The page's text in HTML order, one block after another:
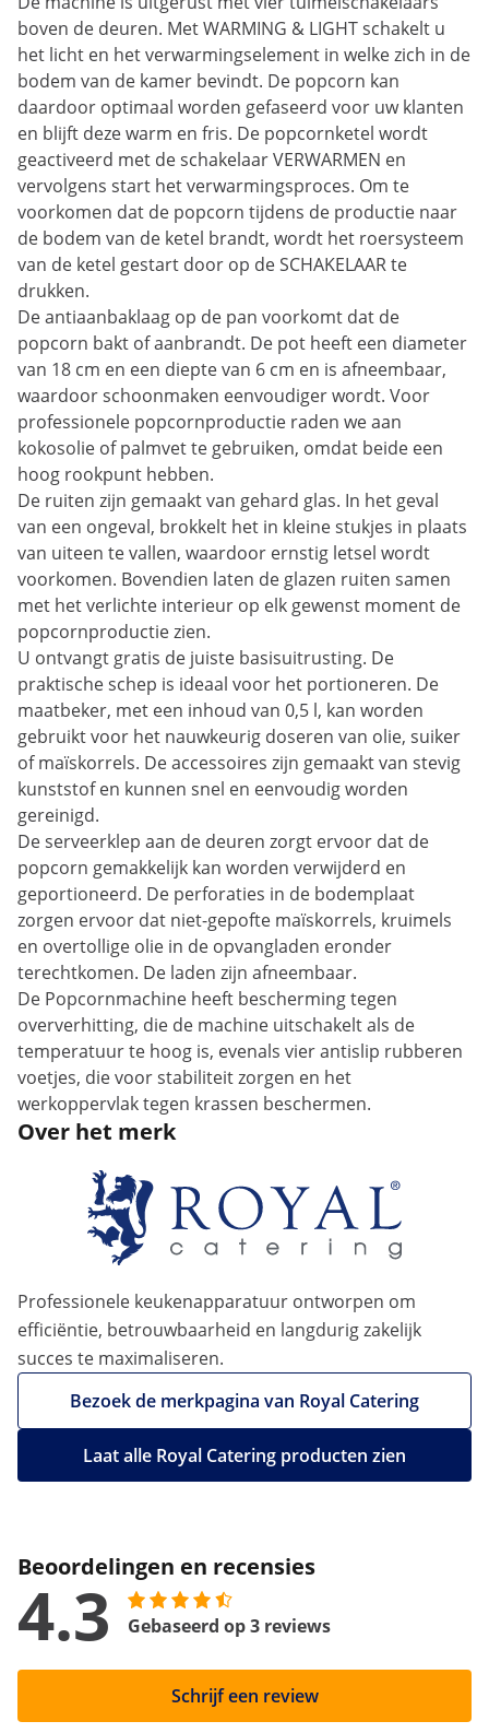
boven de deuren. Met WARMING & LIGHT schakelt u
het licht en het verwarmingselement in welke zich in de
bodem van de kamer bevindt. De popcorn kan
daardoor optimaal worden gefaseerd voor uw klanten
en blijft deze warm en fris. De popcornketel wordt
geactiveerd met de schakelaar VERWARMEN en
vervolgens start het verwarmingsproces. Om te
voorkomen dat de popcorn tijdens de productie naar
de bodem van de ketel brandt, wordt het roersysteem
van de ketel gestart door op de SCHAKELAAR te
drukken.
De antiaanbaklaag op de pan voorkomt dat de
popcorn bakt of aanbrandt. De pot heeft een diameter
van 18 cm en een diepte van 6 cm en is afneembaar,
waardoor schoonmaken eenvoudiger wordt. Voor
professionele popcornproductie raden we aan
kokosolie of palmvet te gebruiken, omdat beide een
hoog rookpunt hebben.
De ruiten zijn gemaakt van gehard glas. In het geval
van een ongeval, brokkelt het in kleine stukjes in plaats
van uiteen te vallen, waardoor ernstig letsel wordt
voorkomen. Bovendien laten de glazen ruiten samen
met het verlichte interieur op elk gewenst moment de
popcornproductie zien.
U ontvangt gratis de juiste basisuitrusting. De
praktische schep is ideaal voor het portioneren. De
maatbeker, met een inhoud van 0,5 l, kan worden
gebruikt voor het nauwkeurig doseren van olie, suiker
of maïskorrels. De accessoires zijn gemaakt van stevig
kunststof en kunnen snel en eenvoudig worden
gereinigd.
De serveerklep aan de deuren zorgt ervoor dat de
popcorn gemakkelijk kan worden verwijderd en
geportioneerd. De perforaties in de bodemplaat
zorgen ervoor dat niet-gepofte maïskorrels, kruimels
en overtollige olie in de opvangladen eronder
terechtkomen. De laden zijn afneembaar.
De Popcornmachine heeft bescherming tegen
oververhitting, die de machine uitschakelt als de
temperatuur te hoog is, evenals vier antislip rubberen
voetjes, die voor stabiliteit zorgen en het
werkoppervlak tegen krassen beschermen.
Over het merk
Professionele keukenapparatuur ontworpen om
efficiëntie, betrouwbaarheid en langdurig zakelijk
succes te maximaliseren.
Bezoek de merkpagina van Royal Catering
Laat alle Royal Catering producten zien
Beoordelingen en recensies
4.3 Gebaseerd op 3 reviews
Schrijf een review